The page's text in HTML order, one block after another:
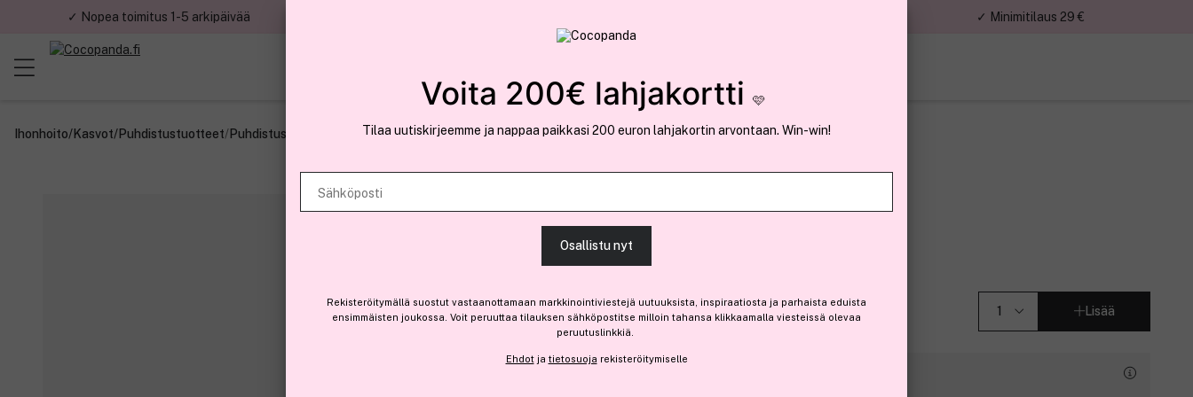
✓ Nopea toimitus 1-5 arkipäivää ✓ Minimitilaus 29 €
Ihonhoito/Kasvot/Puhdistustuotteet/Puhdistusöljyt
Djusie
Liquid Silk Perfect Cleansing Oil 100ml
33,55 €
33,55 € / 100ml
Lisää
Voita 200€ lahjakortti 🩷
Tilaa uutiskirjeemme ja nappaa paikkasi 200 euron lahjakortin arvontaan. Win-win!
Sähköposti
Osallistu nyt
Rekisteröitymällä suostut vastaanottamaan markkinointiviestejä uutuuksista, inspiraatiosta ja parhaista eduista
ensimmäisten joukossa. Voit peruuttaa tilauksen sähköpostitse milloin tahansa klikkaamalla viesteissä olevaa
peruutuslinkkiä.
Ehdotja tietosuoja rekisteröitymiselle